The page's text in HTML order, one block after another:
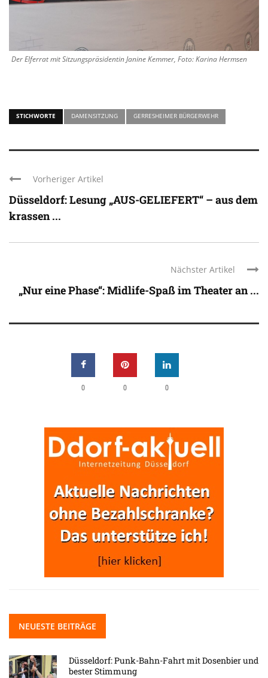
Der Elferrat mit Sitzungspräsidentin Janine Kemmer, Foto: Karina Hermsen
STICHWORTE DAMENSITZUNG GERRESHEIMER BÜRGERWEHR
Vorheriger Artikel
Düsseldorf: Lesung „AUS-GELIEFERT“ – aus dem
krassen ...
Nächster Artikel
„Nur eine Phase“: Midlife-Spaß im Theater an ...
0 0 0
NEUESTE BEITRÄGE
Düsseldorf: Punk-Bahn-Fahrt mit Dosenbier und
bester Stimmung